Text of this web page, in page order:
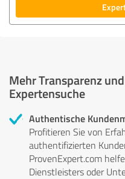
Mehr Transparenz
Expertensuche
Authentische
Profitieren Sie von
authentifizierten
ProvenExpert.com
Dienstleisters oder